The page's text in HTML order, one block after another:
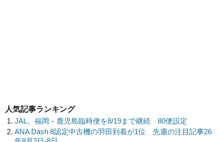
人気記事ランキング
JAL、福岡－鹿児島臨時便を8/19まで継続 80便設定
ANA Dash 8認定中古機の羽田到着が1位 先週の注目記事26